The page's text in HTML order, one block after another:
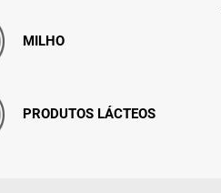
MILHO
PRODUTOS LÁCTEOS